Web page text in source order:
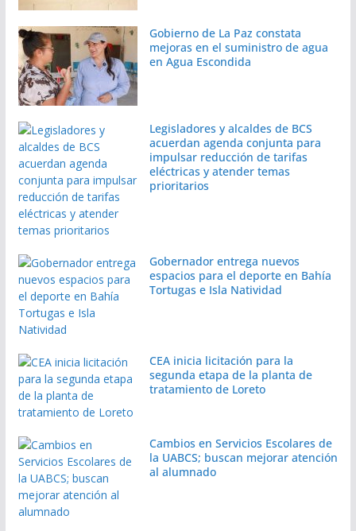
Gobierno de La Paz constata
mejoras en el suministro de agua
en Agua Escondida
Legisladores y alcaldes de BCS
acuerdan agenda conjunta para
impulsar reducción de tarifas
eléctricas y atender temas
prioritarios
Gobernador entrega nuevos
espacios para el deporte en Bahía
Tortugas e Isla Natividad
CEA inicia licitación para la
segunda etapa de la planta de
tratamiento de Loreto
Cambios en Servicios Escolares de
la UABCS; buscan mejorar atención
al alumnado